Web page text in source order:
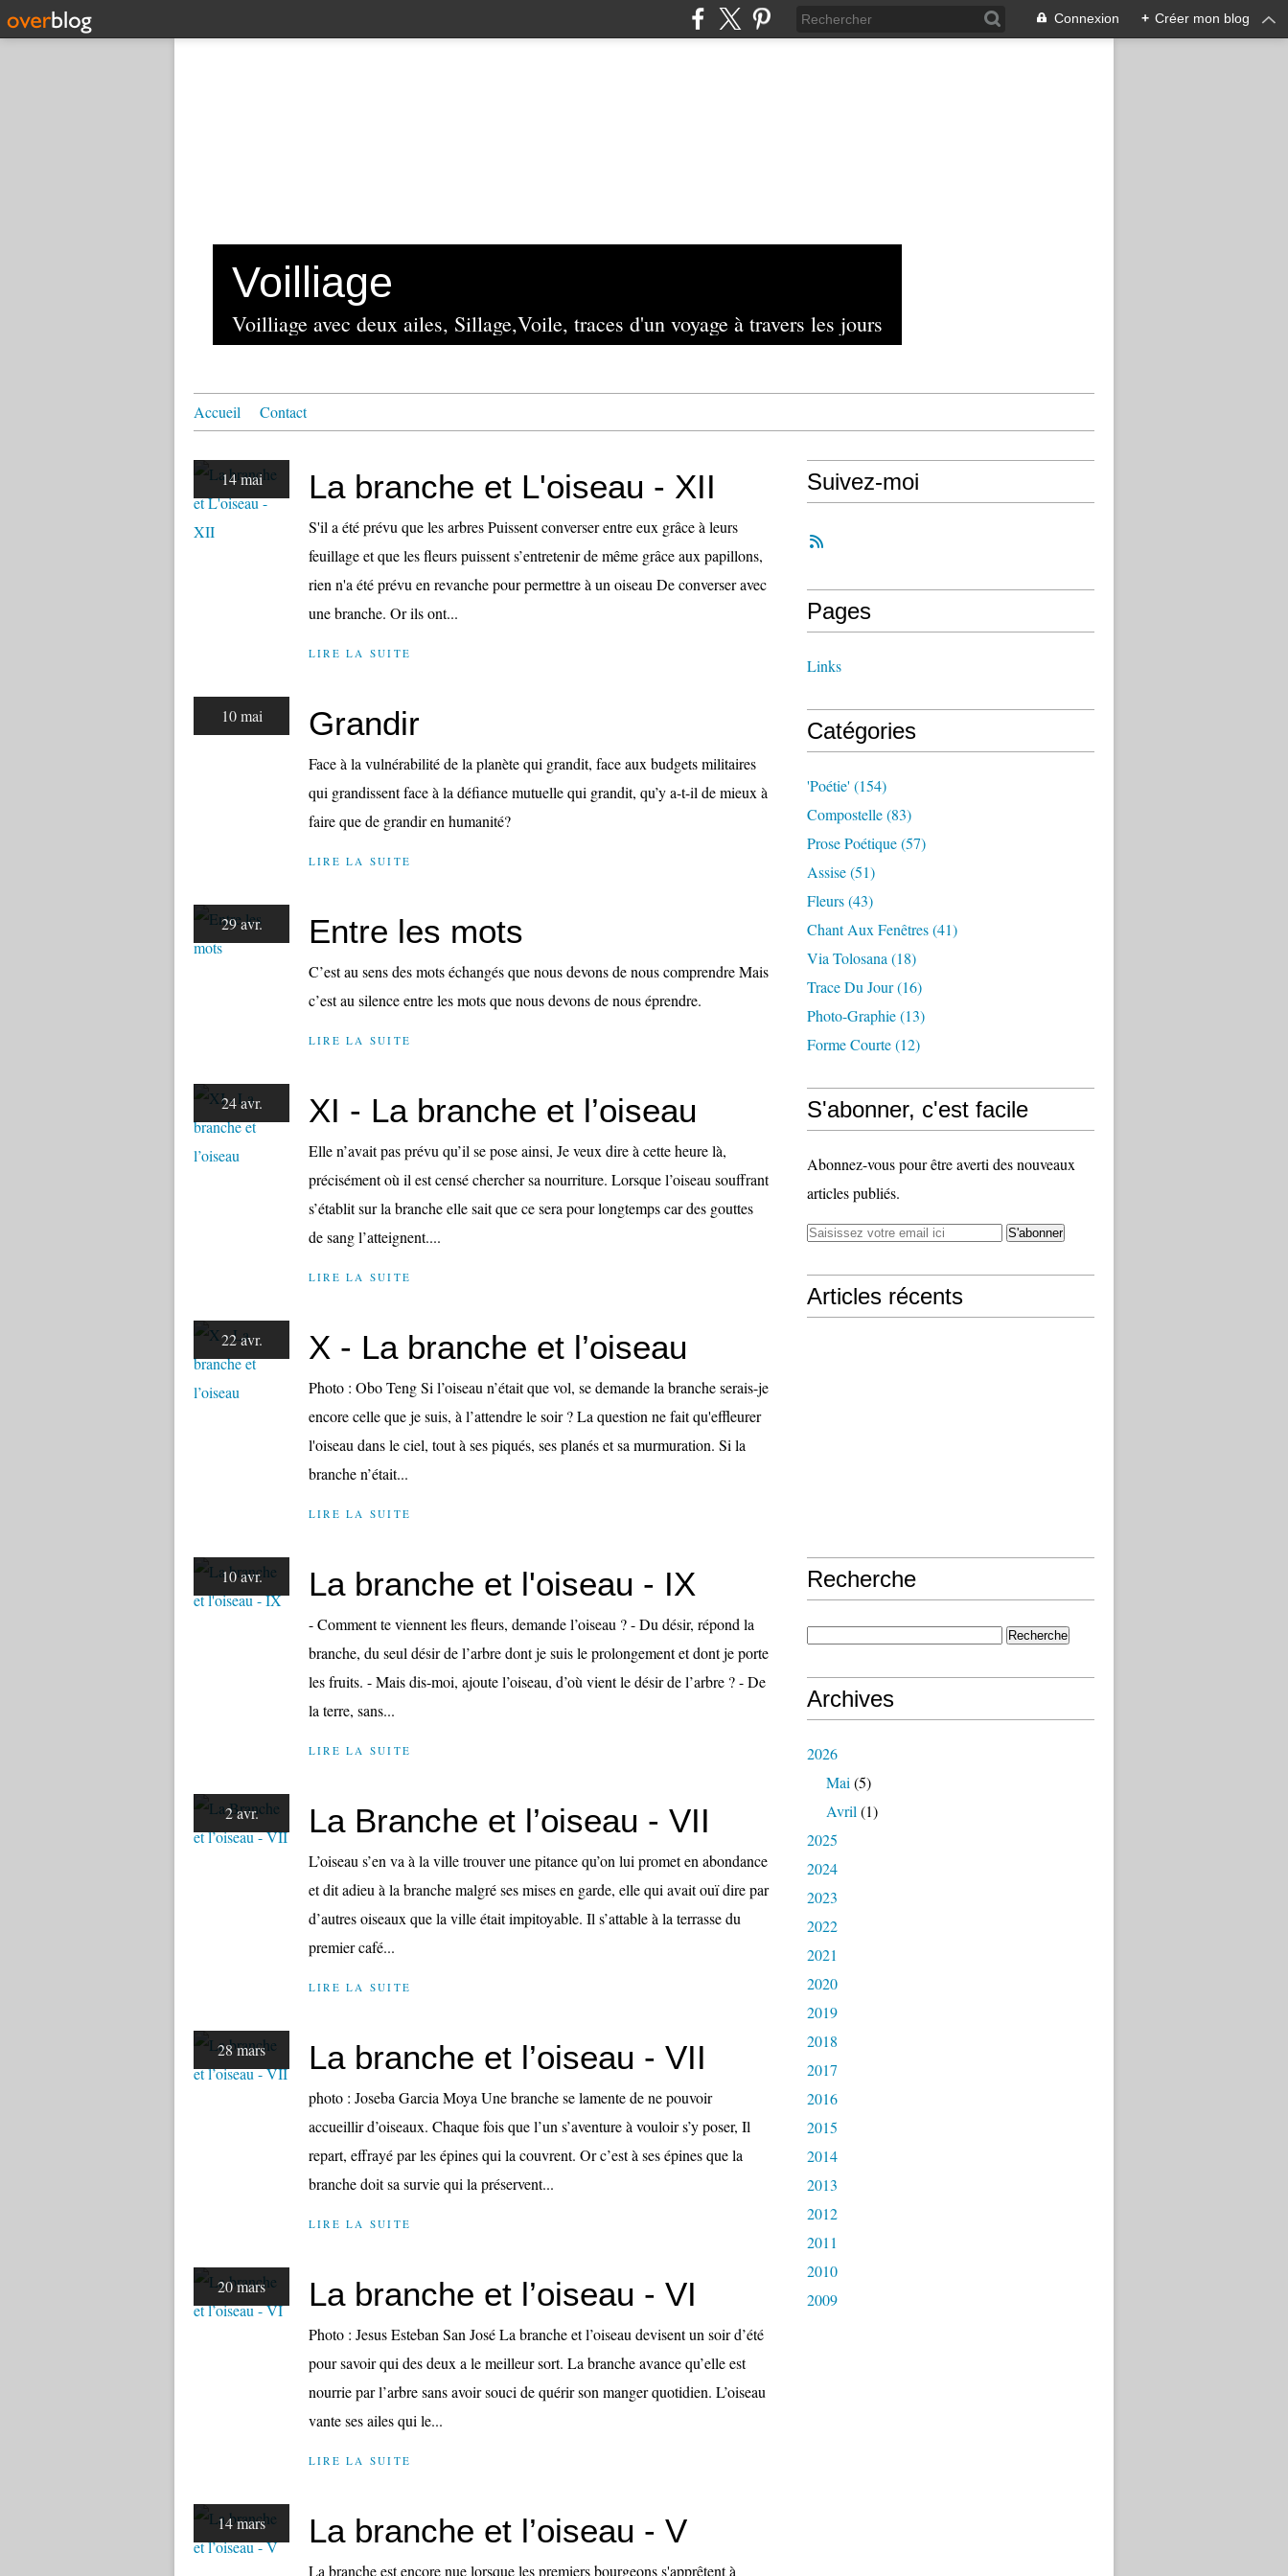
Connexion + Créer mon blog
Voilliage
Voilliage avec deux ailes, Sillage,Voile, traces d'un voyage à travers les jours
Accueil Contact
14 mai La branche et L'oiseau - XII
S'il a été prévu que les arbres Puissent converser entre eux grâce à leurs
feuillage et que les fleurs puissent s’entretenir de même grâce aux papillons,
rien n'a été prévu en revanche pour permettre à un oiseau De converser avec
une branche. Or ils ont...
LIRE LA SUITE
10 mai Grandir
Face à la vulnérabilité de la planète qui grandit, face aux budgets militaires
qui grandissent face à la défiance mutuelle qui grandit, qu’y a-t-il de mieux à
faire que de grandir en humanité?
LIRE LA SUITE
29 avr. Entre les mots
C’est au sens des mots échangés que nous devons de nous comprendre Mais
c’est au silence entre les mots que nous devons de nous éprendre.
LIRE LA SUITE
24 avr. XI - La branche et l’oiseau
Elle n’avait pas prévu qu’il se pose ainsi, Je veux dire à cette heure là,
précisément où il est censé chercher sa nourriture. Lorsque l’oiseau souffrant
s’établit sur la branche elle sait que ce sera pour longtemps car des gouttes
de sang l’atteignent....
LIRE LA SUITE
22 avr. X - La branche et l’oiseau
Photo : Obo Teng Si l’oiseau n’était que vol, se demande la branche serais-je
encore celle que je suis, à l’attendre le soir ? La question ne fait qu'effleurer
l'oiseau dans le ciel, tout à ses piqués, ses planés et sa murmuration. Si la
branche n’était...
LIRE LA SUITE
10 avr. La branche et l'oiseau - IX
- Comment te viennent les fleurs, demande l’oiseau ? - Du désir, répond la
branche, du seul désir de l’arbre dont je suis le prolongement et dont je porte
les fruits. - Mais dis-moi, ajoute l’oiseau, d’où vient le désir de l’arbre ? - De
la terre, sans...
LIRE LA SUITE
2 avr. La Branche et l’oiseau - VII
L’oiseau s’en va à la ville trouver une pitance qu’on lui promet en abondance
et dit adieu à la branche malgré ses mises en garde, elle qui avait ouï dire par
d’autres oiseaux que la ville était impitoyable. Il s’attable à la terrasse du
premier café...
LIRE LA SUITE
28 mars La branche et l’oiseau - VII
photo : Joseba Garcia Moya Une branche se lamente de ne pouvoir
accueillir d’oiseaux. Chaque fois que l’un s’aventure à vouloir s’y poser, Il
repart, effrayé par les épines qui la couvrent. Or c’est à ses épines que la
branche doit sa survie qui la préservent...
LIRE LA SUITE
20 mars La branche et l’oiseau - VI
Photo : Jesus Esteban San José La branche et l’oiseau devisent un soir d’été
pour savoir qui des deux a le meilleur sort. La branche avance qu’elle est
nourrie par l’arbre sans avoir souci de quérir son manger quotidien. L’oiseau
vante ses ailes qui le...
LIRE LA SUITE
14 mars La branche et l’oiseau - V
La branche est encore nue lorsque les premiers bourgeons s'apprêtent à
Suivez-moi
Pages
Links
Catégories
'poétie' (154)
Compostelle(83)
Prose Poétique(57)
Assise(51)
Fleurs(43)
Chant Aux Fenêtres(41)
Via Tolosana (18)
Trace Du Jour(16)
Photo-Graphie(13)
Forme Courte(12)
S'abonner, c'est facile
Abonnez-vous pour être averti des nouveaux
articles publiés.
Articles récents
Recherche
Archives
2026
Mai (5)
Avril (1)
2025
2024
2023
2022
2021
2020
2019
2018
2017
2016
2015
2014
2013
2012
2011
2010
2009